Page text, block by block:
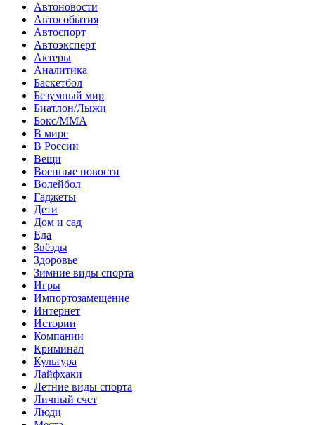
Автоновости
Автособытия
Автоспорт
Автоэксперт
Актеры
Аналитика
Баскетбол
Безумный мир
Биатлон/Лыжи
Бокс/MMA
В мире
В России
Вещи
Военные новости
Волейбол
Гаджеты
Дети
Дом и сад
Еда
Звёзды
Здоровье
Зимние виды спорта
Игры
Импортозамещение
Интернет
Истории
Компании
Криминал
Культура
Лайфхаки
Летние виды спорта
Личный счет
Люди